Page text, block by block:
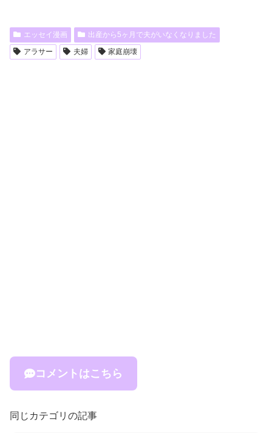
エッセイ漫画
出産から5ヶ月で夫がいなくなりました
アラサー
夫婦 家庭崩壊
コメントはこちら
同じカテゴリの記事